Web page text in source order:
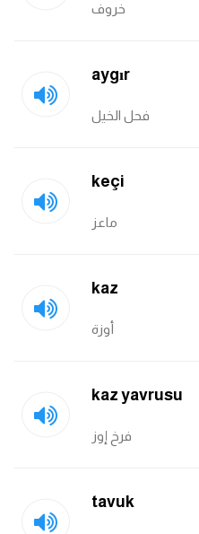
خروف
aygır
فحل الخيل
keçi
ماعز
kaz
أوزة
kaz yavrusu
فرخ إوز
tavuk